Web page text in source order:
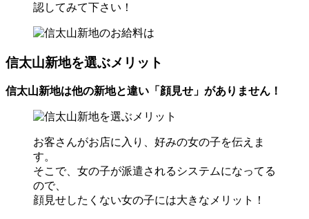
認してみて下さい！
信太山新地を選ぶメリット
信太山新地は他の新地と違い「顔見せ」がありません！
お客さんがお店に入り、好みの女の子を伝えま
す。
そこで、女の子が派遣されるシステムになってる
ので、
顔見せしたくない女の子には大きなメリット！